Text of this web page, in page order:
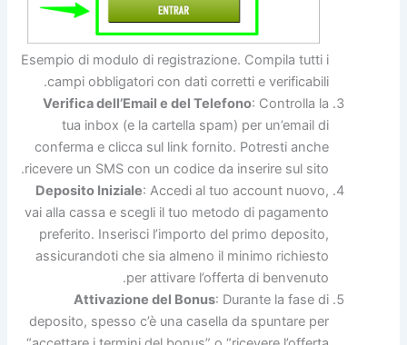
Esempio di modulo di registrazione. Compila tutti i
campi obbligatori con dati corretti e verificabili.
Verifica dell’Email e del Telefono : Controlla la
tua inbox (e la cartella spam) per un’email di
conferma e clicca sul link fornito. Potresti anche
ricevere un SMS con un codice da inserire sul sito.
Deposito Iniziale : Accedi al tuo account nuovo,
vai alla cassa e scegli il tuo metodo di pagamento
preferito. Inserisci l’importo del primo deposito,
assicurandoti che sia almeno il minimo richiesto
per attivare l’offerta di benvenuto.
Attivazione del Bonus : Durante la fase di
deposito, spesso c’è una casella da spuntare per